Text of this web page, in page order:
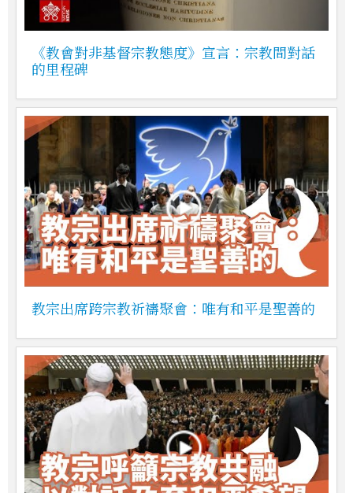
《教會對非基督宗教態度》宣言：宗教間對話
的里程碑
教宗出席跨宗教祈禱聚會：唯有和平是聖善的